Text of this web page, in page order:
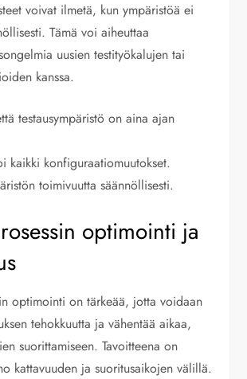
voivat ilmetä, kun ympäristöä ei
Tämä voi aiheuttaa
uusien testityökalujen tai
kanssa.
testausympäristö on aina ajan
kaikki konfiguraatiomuutokset.
toimivuutta säännöllisesti.
optimointi ja
optimointi on tärkeää, jotta voidaan
tehokkuutta ja vähentää aikaa,
suorittamiseen. Tavoitteena on
kattavuuden ja suoritusaikojen välillä.